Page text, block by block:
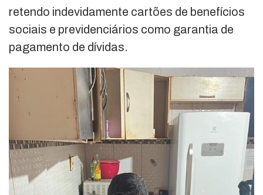
retendo indevidamente cartões de benefícios
sociais e previdenciários como garantia de
pagamento de dívidas.